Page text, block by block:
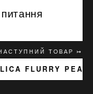
ТОВАР ↣
FLURRY